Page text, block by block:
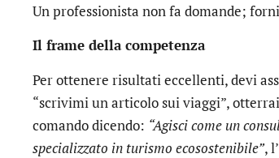
Un professionista non fa domande;
Il frame della competenza
Per ottenere risultati eccellenti, devi
“scrivimi un articolo sui viaggi”,
comando dicendo: “Agisci come un
specializzato in turismo ecosostenibile”,